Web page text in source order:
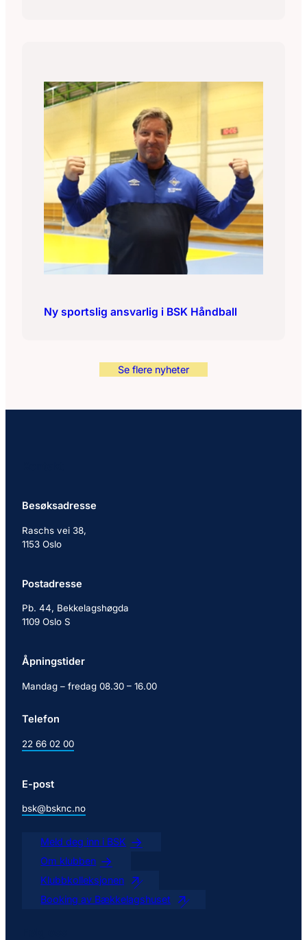
Ny sportslig ansvarlig i BSK Håndball
Se flere nyheter
Besøksadresse
Raschs vei 38,
1153 Oslo
Postadresse
Pb. 44, Bekkelagshøgda
1109 Oslo S
Åpningstider
Mandag – fredag 08.30 – 16.00
Telefon
22 66 02 00
E-post
bsk@bsknc.no
Meld deg inn i BSK
Om klubben
Klubbkolleksjonen
Booking av Bækkelagshuset